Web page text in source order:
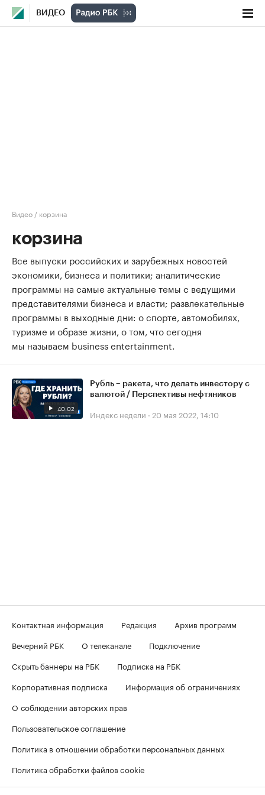
ВИДЕО
Видео / корзина
корзина
Все выпуски российских и зарубежных новостей
экономики, бизнеса и политики; аналитические
программы на самые актуальные темы с ведущими
представителями бизнеса и власти; развлекательные
программы в выходные дни: о спорте, автомобилях,
туризме и образе жизни, о том, что сегодня
мы называем business entertainment.
40:02
Рубль – ракета, что делать инвестору с
валютой / Перспективы нефтяников
Индекс недели · 20 мая 2022, 14:10
Контактная информация Редакция
Архив программ
Вечерний РБК
О телеканале
Подключение
Скрыть баннеры на РБК
Подписка на РБК
Корпоративная подписка
Информация об ограничениях
О соблюдении авторских прав
Пользовательское соглашение
Политика в отношении обработки персональных данных
Политика обработки файлов cookie